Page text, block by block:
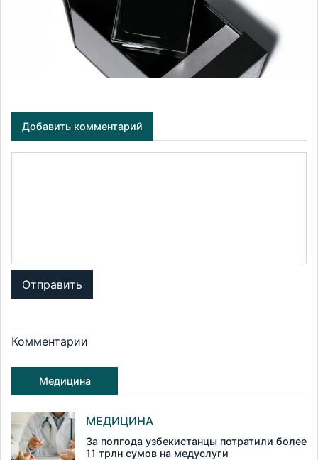
Добавить комментарий
Отправить
Комментарии
Медицина
МЕДИЦИНА
За полгода узбекистанцы потратили более
11 трлн сумов на медуслуги